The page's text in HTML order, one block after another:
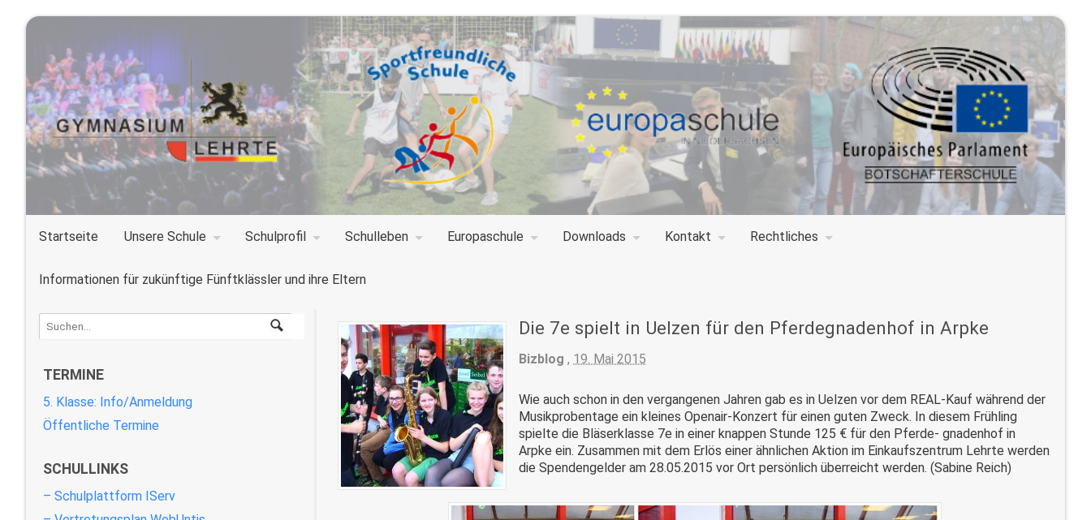
Startseite Unsere Schule Schulprofil Schulleben Europaschule Downloads Kontakt Rechtliches
Informationen für zukünftige Fünftklässler und ihre Eltern
Die 7e spielt in Uelzen für den Pferdegnadenhof in Arpke
Bizblog , 19. Mai 2015
Wie auch schon in den vergangenen Jahren gab es in Uelzen vor dem REAL-Kauf während der
Musikprobentage ein kleines Openair-Konzert für einen guten Zweck. In diesem Frühling
spielte die Bläserklasse 7e in einer knappen Stunde 125 € für den Pferde- gnadenhof in
Arpke ein. Zusammen mit dem Erlös einer ähnlichen Aktion im Einkaufszentrum Lehrte werden
die Spendengelder am 28.05.2015 vor Ort persönlich überreicht werden. (Sabine Reich)
TERMINE
5. Klasse: Info/Anmeldung
Öffentliche Termine
SCHULLINKS
– Schulplattform IServ